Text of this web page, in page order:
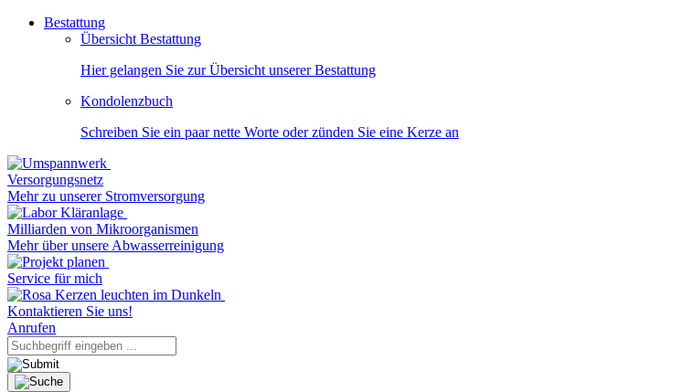
Bestattung
Übersicht Bestattung
Hier gelangen Sie zur Übersicht unserer Bestattung
Kondolenzbuch
Schreiben Sie ein paar nette Worte oder zünden Sie eine Kerze an
Versorgungsnetz
Mehr zu unserer Stromversorgung
Milliarden von Mikroorganismen
Mehr über unsere Abwasserreinigung
Service für mich
Kontaktieren Sie uns!
Anrufen